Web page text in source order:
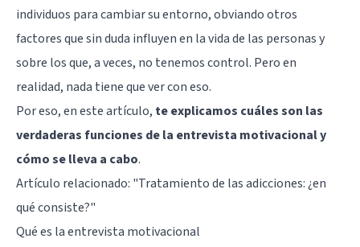
individuos para cambiar su entorno, obviando otros
factores que sin duda influyen en la vida de las personas y
sobre los que, a veces, no tenemos control. Pero en
realidad, nada tiene que ver con eso.
Por eso, en este artículo, te explicamos cuáles son las
verdaderas funciones de la entrevista motivacional y
cómo se lleva a cabo.
Artículo relacionado: "Tratamiento de las adicciones: ¿en
qué consiste?"
Qué es la entrevista motivacional